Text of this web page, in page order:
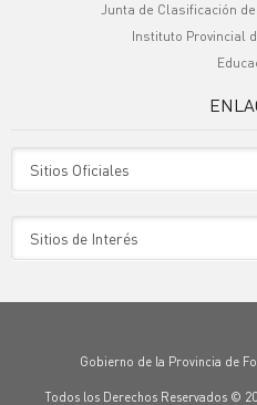
Junta de Clasificación
Instituto Provincial
Gobierno de la Provincia de
Todos los Derechos Reservados ©